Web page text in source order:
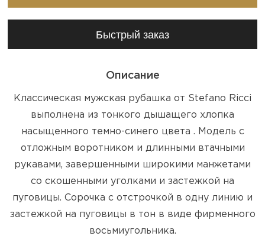
Быстрый заказ
Описание
Классическая мужская рубашка от Stefano Ricci
выполнена из тонкого дышащего хлопка
насыщенного темно-синего цвета . Модель с
отложным воротником и длинными втачными
рукавами, завершенными широкими манжетами
со скошенными уголками и застежкой на
пуговицы. Сорочка с отстрочкой в одну линию и
застежкой на пуговицы в тон в виде фирменного
восьмиугольника.